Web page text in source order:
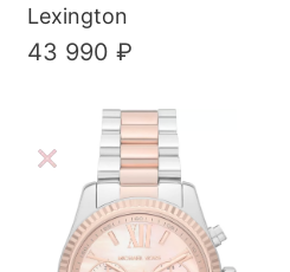
Lexington
43 990 ₽